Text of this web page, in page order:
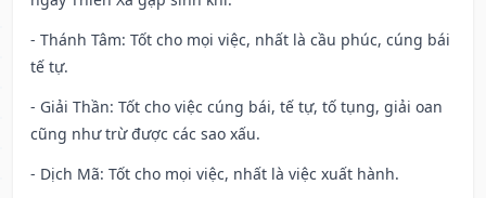
- Thánh Tâm: Tốt cho mọi việc, nhất là cầu phúc, cúng bái
tế tự.
- Giải Thần: Tốt cho việc cúng bái, tế tự, tố tụng, giải oan
cũng như trừ được các sao xấu.
- Dịch Mã: Tốt cho mọi việc, nhất là việc xuất hành.